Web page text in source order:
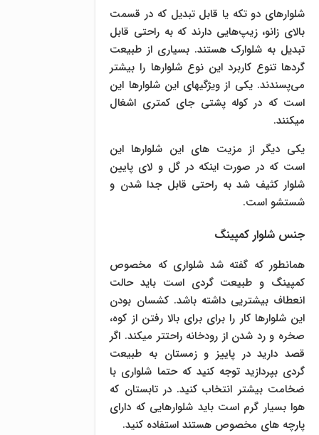
شلوارهای دو تکه یا قابل تبدیل که در قسمت
بالای زانو، زیپ‌هایی دارند که به راحتی قابل
تبدیل به شلوارک هستند. بسیاری از طبیعت
گردها تنوع کاربرد این نوع شلوارها را بیشتر
می‌پسندند. یکی از ویژگیهای این شلوارها این
است که در کوله پشتی جای کمتری اشغال
میکنند.
یکی دیگر از مزیت های این شلوارها این
است که در صورت اینکه در گل و لای پایین
شلوار کثیف شد به راحتی قابل جدا شدن و
شستشو است.
جنس شلوار کمپینگ
همانطور که گفته شد شلواری که مخصوص
کمپینگ و طبیعت گردی است باید حالت
انعطاف بیشتریی داشته باشد. کشسان بودن
این شلوارها کار را برای برای بالا رفتن از کوه،
صخره و رد شدن از رودخانه راحتتر میکند. اگر
قصد دارید در پاییز و زمستان به طبیعت
گردی بپردازید توجه کنید که حتما شلواری با
ضخامت بیشتر انتخاب کنید. در تابستان که
هوا بسیار گرم است باید شلوارهایی که دارای
پارچه های مخصوص هستند استفاده کنید.